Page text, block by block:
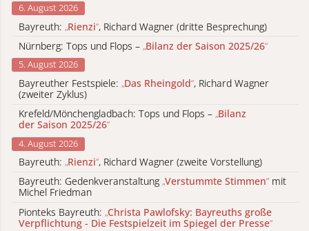
6. August 2026
Bayreuth: „Rienzi“, Richard Wagner (dritte Besprechung)
Nürnberg: Tops und Flops – „Bilanz der Saison 2025/26“
5. August 2026
Bayreuther Festspiele: „Das Rheingold“, Richard Wagner
(zweiter Zyklus)
Krefeld/Mönchengladbach: Tops und Flops – „Bilanz
der Saison 2025/26“
4. August 2026
Bayreuth: „Rienzi“, Richard Wagner (zweite Vorstellung)
Bayreuth: Gedenkveranstaltung „Verstummte Stimmen“ mit
Michel Friedman
Pionteks Bayreuth: „Christa Pawlofsky: Bayreuths große
Verpflichtung - Die Festspielzeit im Spiegel der Presse“